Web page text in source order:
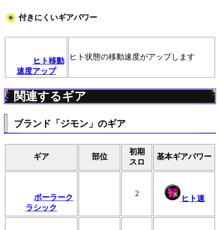
付きにくいギアパワー
ヒト移動
速度アップ
ヒト状態の移動速度がアップします
関連するギア
ブランド「ジモン」のギア
ギア 部位
初期
スロ
基本ギアパワー
ボーラーク
ラシック
2
ヒト速